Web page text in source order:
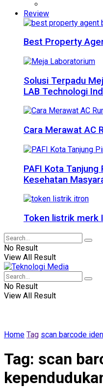
Review
Best Property
Solusi Terpadu
LAB Technologi
Cara Merawat AC
PAFI Kota
Kesehatan
Token listrik merk
No Result
View All Result
No Result
View All Result
Home Tag scan barcode
Tag: scan